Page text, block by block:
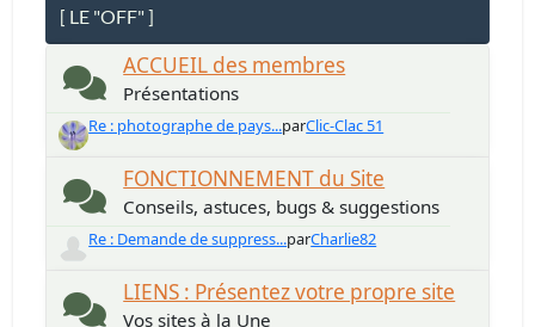
[ LE "OFF" ]
ACCUEIL des membres
Présentations
Re : photographe de pays...parClic-Clac 51
FONCTIONNEMENT du Site
Conseils, astuces, bugs & suggestions
Re : Demande de suppress...parCharlie82
LIENS : Présentez votre propre site
Vos sites à la Une